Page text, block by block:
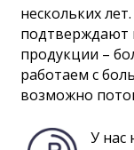
нескольких
подтверждают
продукции –
работаем с
возможно
У нас